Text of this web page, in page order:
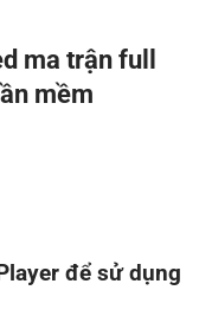
ma trận full
mềm
để sử dụng